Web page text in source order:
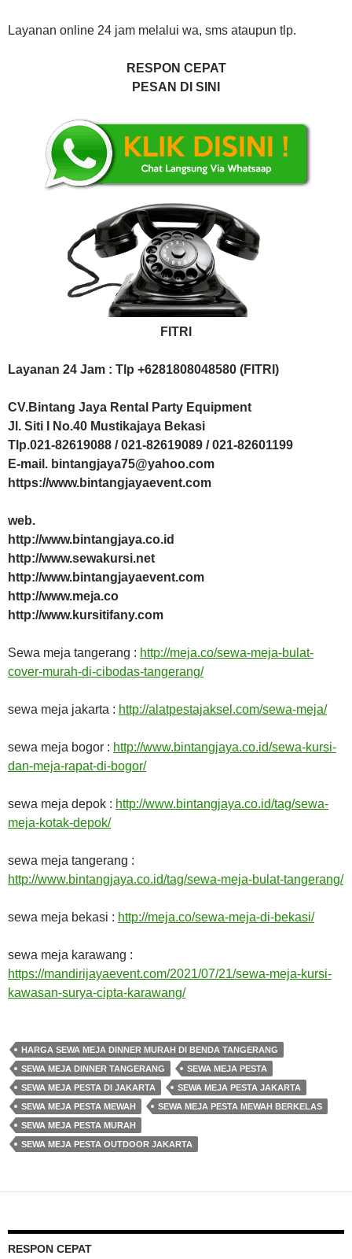
Layanan online 24 jam melalui wa, sms ataupun tlp.
RESPON CEPAT
PESAN DI SINI
FITRI
Layanan 24 Jam : Tlp +6281808048580 (FITRI)
CV.Bintang Jaya Rental Party Equipment
Jl. Siti I No.40 Mustikajaya Bekasi
Tlp.021-82619088 / 021-82619089 / 021-82601199
E-mail. bintangjaya75@yahoo.com
https://www.bintangjayaevent.com
web.
http://www.bintangjaya.co.id
http://www.sewakursi.net
http://www.bintangjayaevent.com
http://www.meja.co
http://www.kursitifany.com
Sewa meja tangerang : http://meja.co/sewa-meja-bulat-
cover-murah-di-cibodas-tangerang/
sewa meja jakarta : http://alatpestajaksel.com/sewa-meja/
sewa meja bogor : http://www.bintangjaya.co.id/sewa-kursi-
dan-meja-rapat-di-bogor/
sewa meja depok : http://www.bintangjaya.co.id/tag/sewa-
meja-kotak-depok/
sewa meja tangerang :
http://www.bintangjaya.co.id/tag/sewa-meja-bulat-tangerang/
sewa meja bekasi : http://meja.co/sewa-meja-di-bekasi/
sewa meja karawang :
https://mandirijayaevent.com/2021/07/21/sewa-meja-kursi-
kawasan-surya-cipta-karawang/
HARGA SEWA MEJA DINNER MURAH DI BENDA TANGERANG
SEWA MEJA DINNER TANGERANG
SEWA MEJA PESTA
SEWA MEJA PESTA DI JAKARTA
SEWA MEJA PESTA JAKARTA
SEWA MEJA PESTA MEWAH
SEWA MEJA PESTA MEWAH BERKELAS
SEWA MEJA PESTA MURAH
SEWA MEJA PESTA OUTDOOR JAKARTA
RESPON CEPAT